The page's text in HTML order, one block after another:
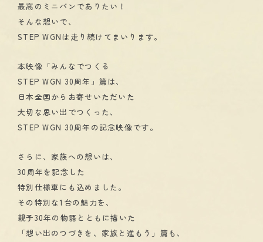
最高のミニバンでありたい！
そんな想いで、
STEP WGNは走り続けてまいります。
本映像「みんなでつくる
STEP WGN 30周年」篇は、
日本全国からお寄せいただいた
大切な思い出でつくった、
STEP WGN 30周年の記念映像です。
さらに、家族への想いは、
30周年を記念した
特別仕様車にも込めました。
その特別な1台の魅力を、
親子30年の物語とともに描いた
「想い出のつづきを、家族と進もう」篇も、